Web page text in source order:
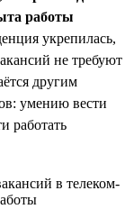
работы
укрепилась,
не требуют
другим
умению вести
работать